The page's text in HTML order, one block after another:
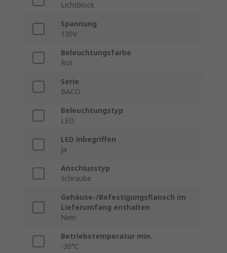
Lichtblock
Spannung
130V
Beleuchtungsfarbe
Rot
Serie
BACO
Beleuchtungstyp
LED
LED inbegriffen
Ja
Anschlusstyp
Schraube
Gehäuse-/Befestigungsflansch im
Lieferumfang enthalten
Nein
Betriebstemperatur min.
-30°C